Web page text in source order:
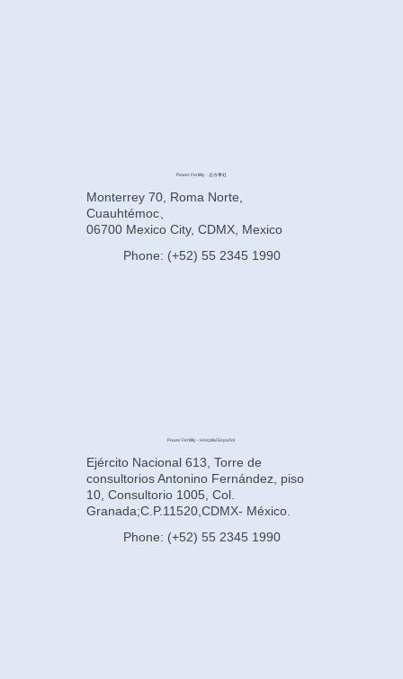
Power Fertility - 总办事处
Monterrey 70, Roma Norte,
Cuauhtémoc、
06700 Mexico City, CDMX, Mexico
Phone: (+52) 55 2345 1990
Power Fertility - Hospital Español
Ejército Nacional 613, Torre de
consultorios Antonino Fernández, piso
10, Consultorio 1005, Col.
Granada;C.P.11520,CDMX- México.
Phone: (+52) 55 2345 1990